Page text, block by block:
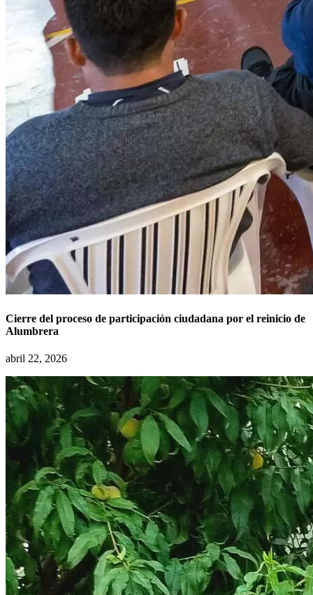
Cierre del proceso de participación ciudadana por el reinicio de
Alumbrera
abril 22, 2026